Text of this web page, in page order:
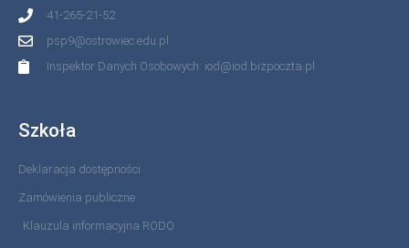
41-265-21-52
psp9@ostrowiec.edu.pl
Inspektor Danych Osobowych: iod@iod.bizpoczta.pl
Szkoła
Deklaracja dostępności
Zamówienia publiczne
Klauzula informacyjna RODO